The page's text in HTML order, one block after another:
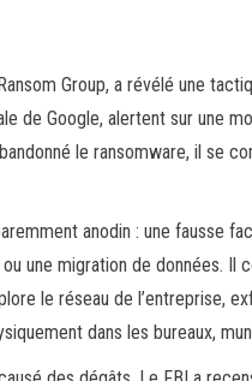
Group, a révélé une
de Google, alertent sur une
le ransomware, il se
anodin : une fausse
une migration de données. Il
le réseau de l’entreprise,
dans les bureaux,